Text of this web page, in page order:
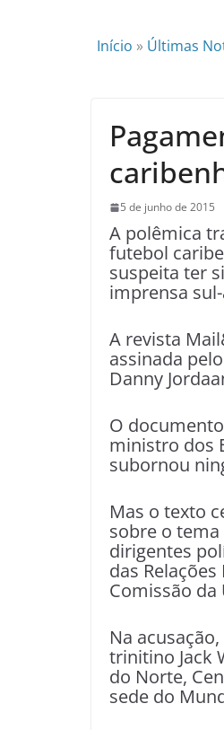
Início » Últimas
5 de junho de 2015
A polêmica
futebol
suspeita ter
imprensa
A revista
assinada
Danny
O
ministro dos
subornou
Mas o texto
sobre o
dirigentes
das
Comissão da
Na
trinitino Jack
do Norte,
sede do